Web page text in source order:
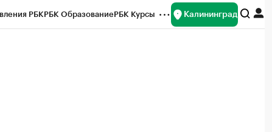
РБКРБК ОбразованиеРБК Курсы Калининград